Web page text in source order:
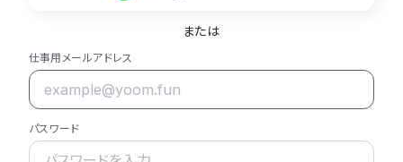
または
仕事用メールアドレス
パスワード